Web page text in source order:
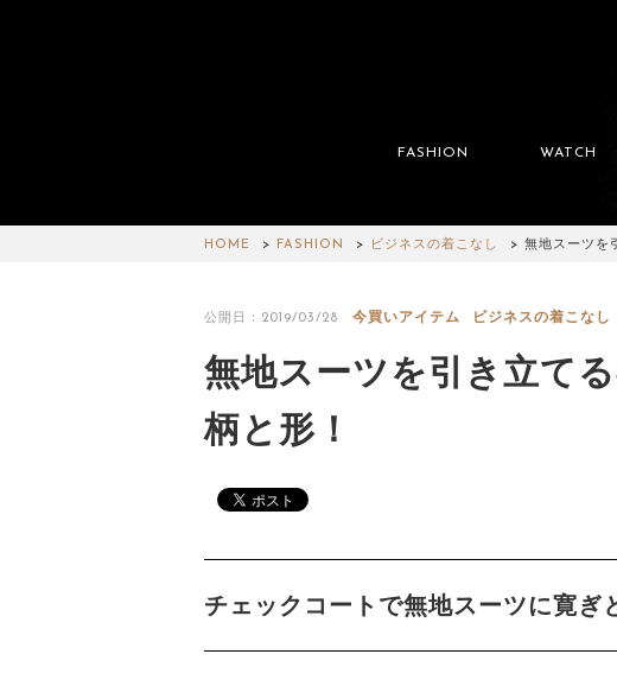
FASHION WATCH
HOME FASHION ビジネスの着こなし 無地スーツを
公開日：2019/03/28 今買いアイテム ビジネスの着こなし
無地スーツを引き立て
柄と形！
チェックコートで無地スーツに寛ぎ